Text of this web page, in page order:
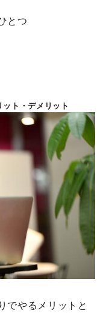
とつ
ト・デメリット
でやるメリットと